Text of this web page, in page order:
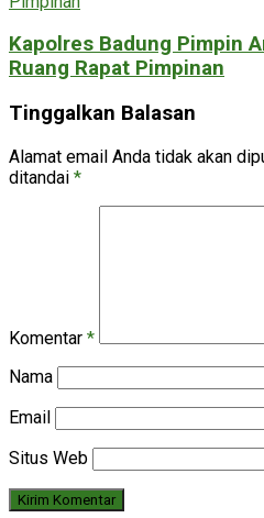
Kapolres Badung Pimpin
Ruang Rapat Pimpinan
Tinggalkan Balasan
Alamat email Anda tidak akan
ditandai *
Komentar *
Nama
Email
Situs Web